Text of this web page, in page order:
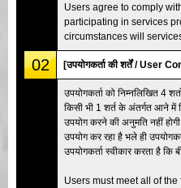
Users agree to comply
participating in services
circumstances will
02 [उपयोगकर्ता की शर्तें / User
उपयोगकर्ता को निम्नलिखित 4
किसी भी 1 शर्त के अंतर्गत आने में
उपयोग करने की अनुमति नहीं
उपयोग कर रहा है भले ही
उपयोगकर्ता स्वीकार करता है कि
Users must meet all of